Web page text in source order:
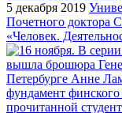
5 декабря 2019
Почетного доктора
«Человек.